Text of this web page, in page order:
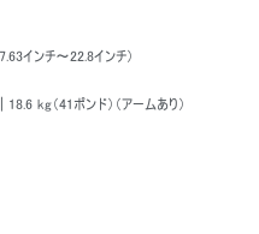
インチ～22.8インチ）
kg（41ポンド）（アームあり）